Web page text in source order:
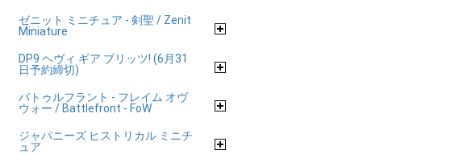
ゼニット ミニチュア - 剣聖 / Zenit
Miniature
DP9 ヘヴィ ギア ブリッツ! (6月31
日予約締切)
バトゥルフラント - フレイム オヴ
ウォー / Battlefront - FoW
ジャパニーズ ヒストリカル ミニチ
ュア